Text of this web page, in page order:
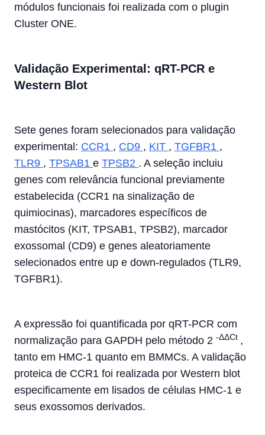
módulos funcionais foi realizada com o plugin
Cluster ONE.
Validação Experimental: qRT-PCR e
Western Blot
Sete genes foram selecionados para validação
experimental: CCR1 , CD9 , KIT , TGFBR1 ,
TLR9 , TPSAB1 e TPSB2 . A seleção incluiu
genes com relevância funcional previamente
estabelecida (CCR1 na sinalização de
quimiocinas), marcadores específicos de
mastócitos (KIT, TPSAB1, TPSB2), marcador
exossomal (CD9) e genes aleatoriamente
selecionados entre up e down-regulados (TLR9,
TGFBR1).
A expressão foi quantificada por qRT-PCR com
normalização para GAPDH pelo método 2 -ΔΔCt ,
tanto em HMC-1 quanto em BMMCs. A validação
proteica de CCR1 foi realizada por Western blot
especificamente em lisados de células HMC-1 e
seus exossomos derivados.